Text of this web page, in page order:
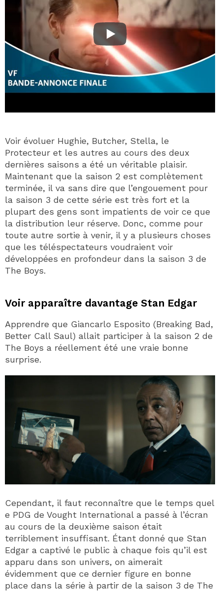
Voir évoluer Hughie, Butcher, Stella, le
Protecteur et les autres au cours des deux
dernières saisons a été un véritable plaisir.
Maintenant que la saison 2 est complètement
terminée, il va sans dire que l’engouement pour
la saison 3 de cette série est très fort et la
plupart des gens sont impatients de voir ce que
la distribution leur réserve. Donc, comme pour
toute autre sortie à venir, il y a plusieurs choses
que les téléspectateurs voudraient voir
développées en profondeur dans la saison 3 de
The Boys.
Voir apparaître davantage Stan Edgar
Apprendre que Giancarlo Esposito (Breaking Bad,
Better Call Saul) allait participer à la saison 2 de
The Boys a réellement été une vraie bonne
surprise.
Cependant, il faut reconnaître que le temps quel
e PDG de Vought International a passé à l’écran
au cours de la deuxième saison était
terriblement insuffisant. Étant donné que Stan
Edgar a captivé le public à chaque fois qu’il est
apparu dans son univers, on aimerait
évidemment que ce dernier figure en bonne
place dans la série à partir de la saison 3 de The